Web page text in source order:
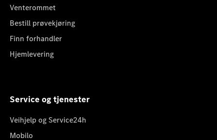
Venterommet
Bestill prøvekjøring
Finn forhandler
Hjemlevering
Service og tjenester
Veihjelp og Service24h
Mobilo